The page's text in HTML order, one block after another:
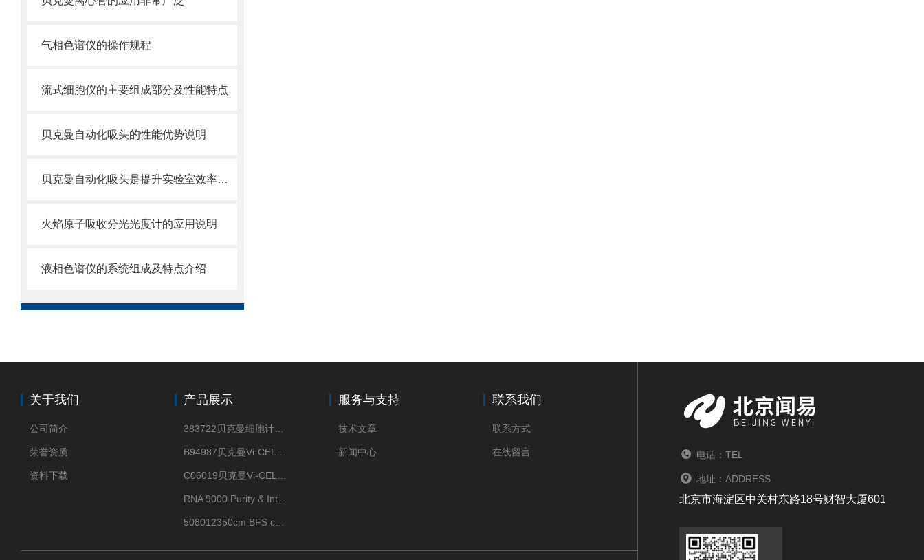
气相色谱仪的操作规程
流式细胞仪的主要组成部分及性能特点
贝克曼自动化吸头的性能优势说明
贝克曼自动化吸头是提升实验室效率的关键利器
火焰原子吸收分光光度计的应用说明
液相色谱仪的系统组成及特点介绍
关于我们
公司简介
荣誉资质
资料下载
产品展示 服务与支持
技术文章
新闻中心
联系我们
联系方式
在线留言 电话：TEL
地址：ADDRESS
北京市海淀区中关村东路18号财智大厦601